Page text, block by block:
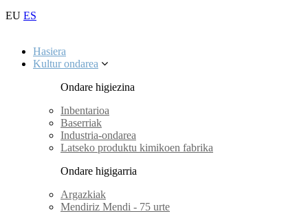
EU ES
Hasiera
Kultur ondarea
Ondare higiezina
Inbentarioa
Baserriak
Industria-ondarea
Latseko produktu kimikoen fabrika
Ondare higigarria
Argazkiak
Mendiriz Mendi - 75 urte